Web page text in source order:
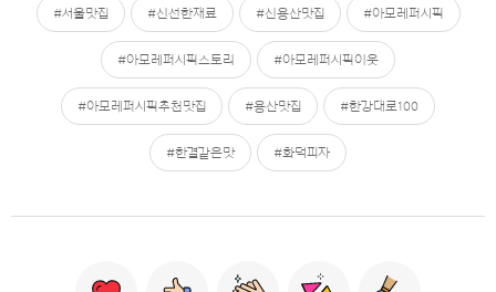
#서울맛집 #신선한재료 #신용산맛집 #아모레퍼시픽
#아모레퍼시픽스토리 #아모레퍼시픽이웃
#아모레퍼시픽추천맛집 #용산맛집 #한강대로100
#한결같은맛 #화덕피자